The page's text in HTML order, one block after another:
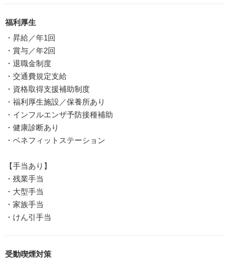
福利厚生
・昇給／年1回
・賞与／年2回
・退職金制度
・交通費規定支給
・資格取得支援補助制度
・福利厚生施設／保養所あり
・インフルエンザ予防接種補助
・健康診断あり
・ベネフィットステーション
【手当あり】
・残業手当
・大型手当
・家族手当
・けん引手当
受動喫煙対策